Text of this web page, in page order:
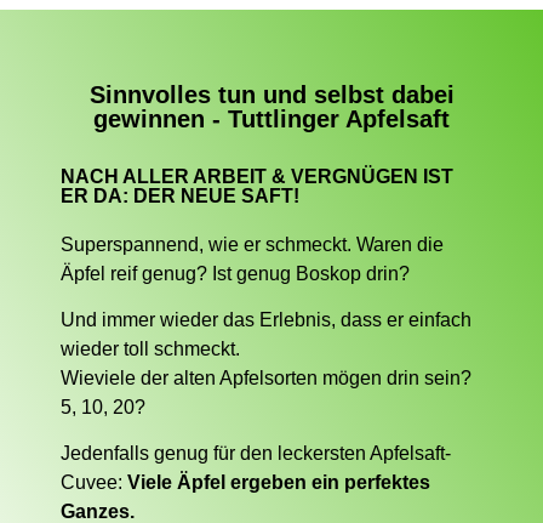
Sinnvolles tun und selbst dabei
gewinnen - Tuttlinger Apfelsaft
NACH ALLER ARBEIT & VERGNÜGEN IST
ER DA: DER NEUE SAFT!
Superspannend, wie er schmeckt. Waren die
Äpfel reif genug? Ist genug Boskop drin?
Und immer wieder das Erlebnis, dass er einfach
wieder toll schmeckt.
Wieviele der alten Apfelsorten mögen drin sein?
5, 10, 20?
Jedenfalls genug für den leckersten Apfelsaft-
Cuvee: Viele Äpfel ergeben ein perfektes
Ganzes.